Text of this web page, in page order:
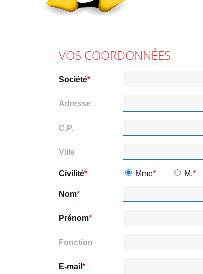
VOS COORDONNÉES
Société
Adresse
C.P.
Ville
Civilité Mme M.
Nom
Prénom
Fonction
E-mail